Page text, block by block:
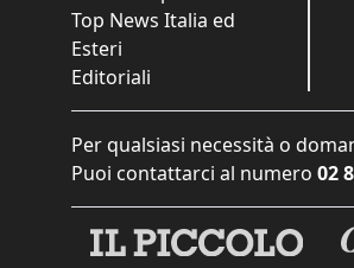
Top News Italia ed
Esteri
Editoriali
Per qualsiasi necessità o
Puoi contattarci al numero 02